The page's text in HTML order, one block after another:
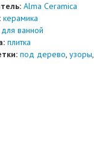
Alma Ceramica
керамика
для ванной
плитка
под дерево, узоры,